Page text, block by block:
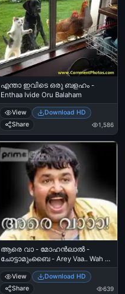
എന്താ ഇവിടെ ഒരു ബളഹം -
Enthaa Ivide Oru Balaham
View
Download HD
Share
1,586
ആരെ വാ - മോഹന്‍ലാല്‍ -
ചോട്ടാമുംബൈ - Arey Vaa.. Wah -
Mohanlal in Chotta Mumbai
View
Download HD
Share
639